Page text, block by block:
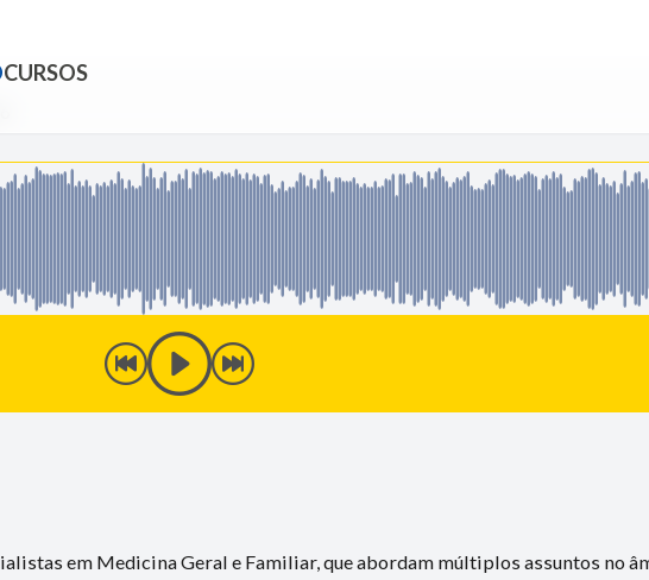
CURSOS
em Medicina Geral e Familiar, que abordam múltiplos assuntos no